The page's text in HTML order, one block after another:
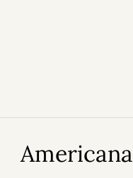
Americana